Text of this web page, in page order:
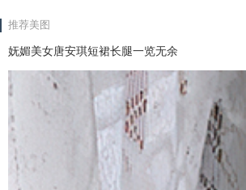
推荐美图
妩媚美女唐安琪短裙长腿一览无余